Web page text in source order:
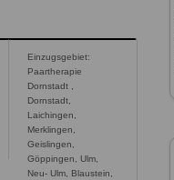
Einzugsgebiet:
Paartherapie
Dornstadt ,
Dornstadt,
Laichingen,
Merklingen,
Geislingen,
Göppingen, Ulm,
Neu- Ulm, Blaustein,